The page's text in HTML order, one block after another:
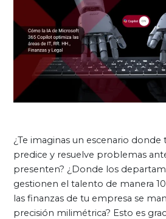
¿Te imaginas un escenario donde
predice y resuelve problemas
presenten? ¿Donde los
gestionen el talento de manera
las finanzas de tu empresa se
precisión milimétrica? Esto es